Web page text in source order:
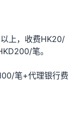
上，收费HK20/
笔。
笔+代理银行费